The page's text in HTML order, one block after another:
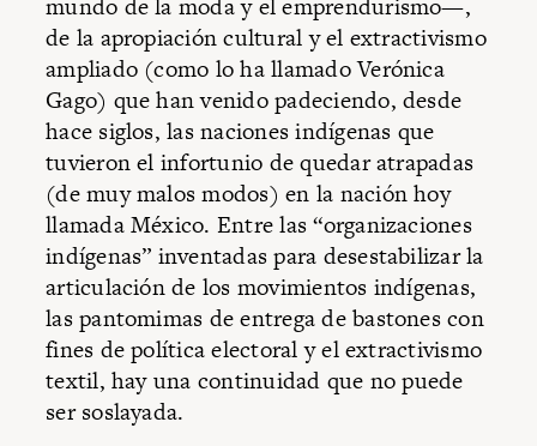
de la apropiación cultural y el extractivismo
ampliado (como lo ha llamado Verónica
Gago) que han venido padeciendo, desde
hace siglos, las naciones indígenas que
tuvieron el infortunio de quedar atrapadas
(de muy malos modos) en la nación hoy
llamada México. Entre las “organizaciones
indígenas” inventadas para desestabilizar la
articulación de los movimientos indígenas,
las pantomimas de entrega de bastones con
fines de política electoral y el extractivismo
textil, hay una continuidad que no puede
ser soslayada.